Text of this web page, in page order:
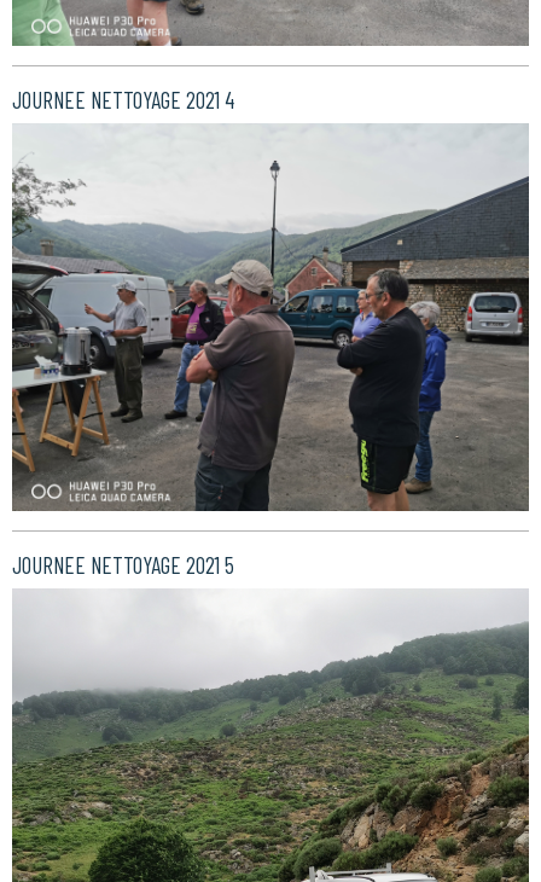
JOURNEE NETTOYAGE 2021 4
JOURNEE NETTOYAGE 2021 5